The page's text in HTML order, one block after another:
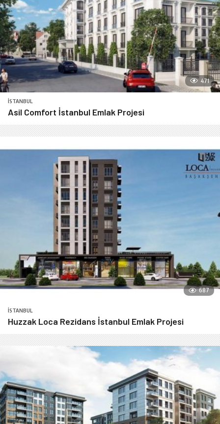
471
İSTANBUL
Asil Comfort İstanbul Emlak Projesi
687
İSTANBUL
Huzzak Loca Rezidans İstanbul Emlak Projesi